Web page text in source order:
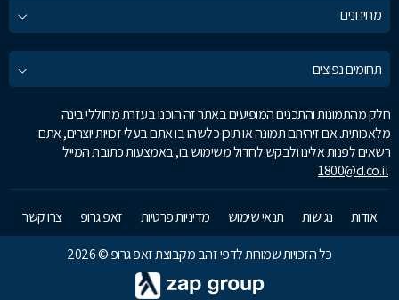
מחירונים
תחומים נפוצים
חלק מהתמונות והתכנים המופיעים באתר זה הוכנו בעזרת מחוללי בינה
מלאכותית. אם זיהיתם תמונה או תוכן כלשהו בו אתם בעלי זכויות יוצרים, אתם
רשאים לפנות אלינו ולבקש לחדול משימוש בו, באמצעות כתובת המייל
1800@d.co.il
אודות נגישות תנאי שימוש מדיניות פרטיות זאפ גרופ
צרו קשר
כל הזכויות שמורות לדפי זהב מקבוצת זאפ גרופ © 2026